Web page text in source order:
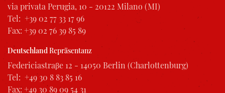
via privata Perugia, 10 - 20122 Milano (MI)
Tel: +39 02 77 33 17 96
Fax: +39 02 76 39 85 89
Deutschland Repräsentanz
Federiciastraβe 12 - 14050 Berlin (Charlottenburg)
Tel: +49 30 8 83 85 16
Fax: +49 30 89 09 54 31